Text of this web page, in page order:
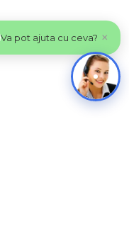
Va pot ajuta cu ceva? ×